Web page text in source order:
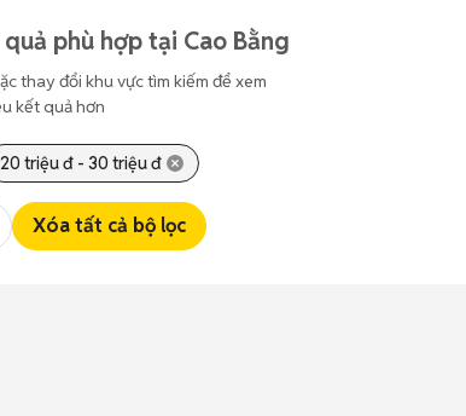
phù hợp tại Cao Bằng
thay đổi khu vực tìm kiếm để xem
kết quả hơn
20 triệu đ - 30 triệu đ
Xóa tất cả bộ lọc